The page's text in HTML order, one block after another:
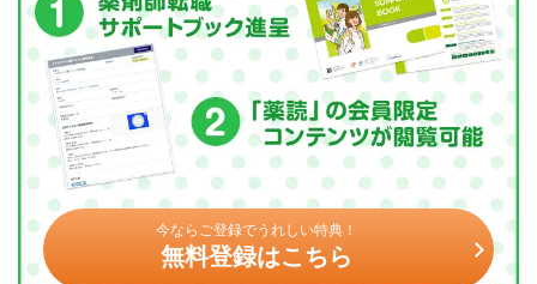
今ならご登録でうれしい特典！
無料登録はこちら